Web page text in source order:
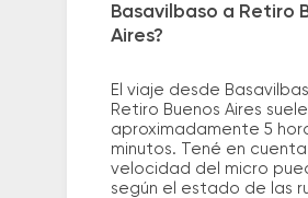
Basavilbaso a Retiro
Aires?
El viaje desde
Retiro Buenos Aires
aproximadamente 5
minutos. Tené en
velocidad del micro
según el estado de las